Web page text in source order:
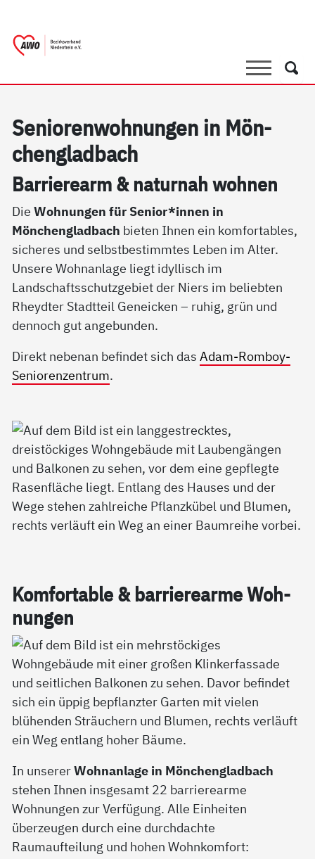
SucheSuche
Se­nio­ren­woh­nun­gen in Mön­
chen­g­lad­bach
Bar­rie­re­arm & na­tur­nah woh­nen
DieWohnungen für Senior*innen in
Mönchengladbach bieten Ihnen ein komfortables,
sicheres und selbstbestimmtes Leben im Alter.
Unsere Wohnanlage liegt idyllisch im
Landschaftsschutzgebiet der Niers im beliebten
Rheydter Stadtteil Geneicken – ruhig, grün und
dennoch gut angebunden.
Direkt nebenan befindet sich dasAdam-Romboy-
Seniorenzentrum.
Kom­for­ta­b­le & bar­rie­re­ar­me Woh­
nun­gen
In unsererWohnanlage in Mönchengladbach
stehen Ihnen insgesamt 22 barrierearme
Wohnungen zur Verfügung. Alle Einheiten
überzeugen durch eine durchdachte
Raumaufteilung und hohen Wohnkomfort: